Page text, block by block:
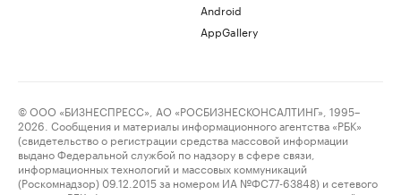
Android
AppGallery
© ООО «БИЗНЕСПРЕСС», АО «РОСБИЗНЕСКОНСАЛТИНГ», 1995–
2026. Сообщения и материалы информационного агентства «РБК»
(свидетельство о регистрации средства массовой информации
выдано Федеральной службой по надзору в сфере связи,
информационных технологий и массовых коммуникаций
(Роскомнадзор) 09.12.2015 за номером ИА №ФС77-63848) и сетевого